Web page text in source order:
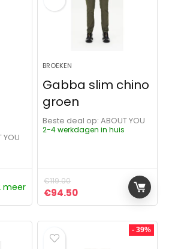
YOU
was: €90.35.
is: €76.45.
meer
BROEKEN
Gabba slim chino
groen
Beste deal op:
ABOUT YOU
2-4 werkdagen in huis
€119.00
Oorspronkelijke prijs was:
€94.50Huidige prijs is:
- 39%